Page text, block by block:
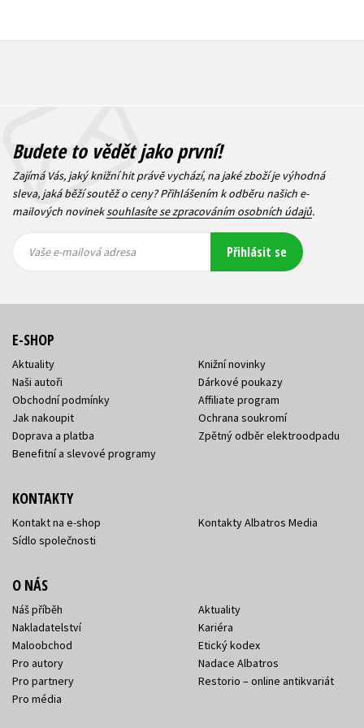
Budete to vědět jako první!
Zajímá Vás, jaký knižní hit právě vychází, na jaké zboží je výhodná
sleva, jaká běží soutěž o ceny? Přihlášením k odběru našich e-
mailových novineksouhlasíte se zpracováním osobních údajů.
mailová
mailová
Vaše e-mailová adresa Přihlásit se
E-SHOP
Aktuality
Naši autoři
Obchodní podmínky
Jak nakoupit
Doprava a platba
Benefitní a slevové programy
Knižní novinky
Dárkové poukazy
Affiliate program
Ochrana soukromí
Zpětný odběr elektroodpadu
KONTAKTY
Kontakt na e-shop
Sídlo společnosti
Kontakty Albatros Media
O NÁS
Náš příběh
Nakladatelství
Maloobchod
Pro autory
Pro partnery
Pro média
Aktuality
Kariéra
Etický kodex
Nadace Albatros
Restorio – online antikvariát